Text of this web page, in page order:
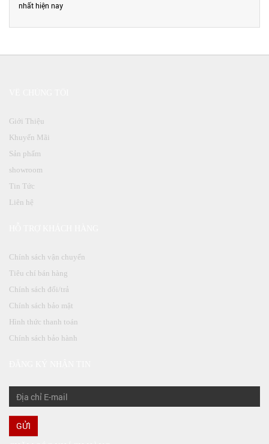
nhất hiện nay
Giới Thiệu
Khuyến Mãi
Sản phẩm
showroom
Tin Tức
Liên hệ
Chính sách vận chuyển
Tiêu chí bán hàng
Chính sách đổi/trả
Chính sách bảo mật
Hình thức thanh toán
Chính sách bảo hành
GỬI